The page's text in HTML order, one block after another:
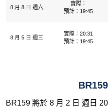
8 月 8 日 週六
實際：
預計：19:45
8 月 5 日 週三
實際：20:31
預計：19:45
BR159 將於 8 月 2 日 週日